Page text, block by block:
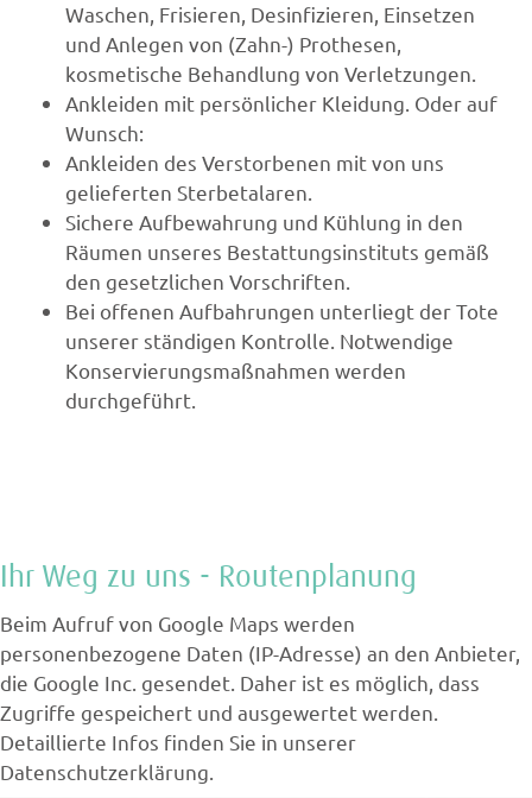
Waschen, Frisieren, Desinfizieren, Einsetzen
und Anlegen von (Zahn-) Prothesen,
kosmetische Behandlung von Verletzungen.
Ankleiden mit persönlicher Kleidung. Oder auf
Wunsch:
Ankleiden des Verstorbenen mit von uns
gelieferten Sterbetalaren.
Sichere Aufbewahrung und Kühlung in den
Räumen unseres Bestattungsinstituts gemäß
den gesetzlichen Vorschriften.
Bei offenen Aufbahrungen unterliegt der Tote
unserer ständigen Kontrolle. Notwendige
Konservierungsmaßnahmen werden
durchgeführt.
Ihr Weg zu uns - Routenplanung
Beim Aufruf von Google Maps werden
personenbezogene Daten (IP-Adresse) an den Anbieter,
die Google Inc. gesendet. Daher ist es möglich, dass
Zugriffe gespeichert und ausgewertet werden.
Detaillierte Infos finden Sie in unserer
Datenschutzerklärung.